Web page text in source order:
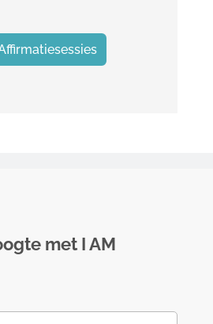
met I AM